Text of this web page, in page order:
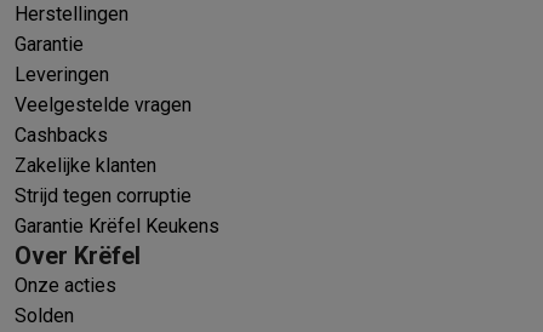
Herstellingen
Garantie
Leveringen
Veelgestelde vragen
Cashbacks
Zakelijke klanten
Strijd tegen corruptie
Garantie Krëfel Keukens
Over Krëfel
Onze acties
Solden